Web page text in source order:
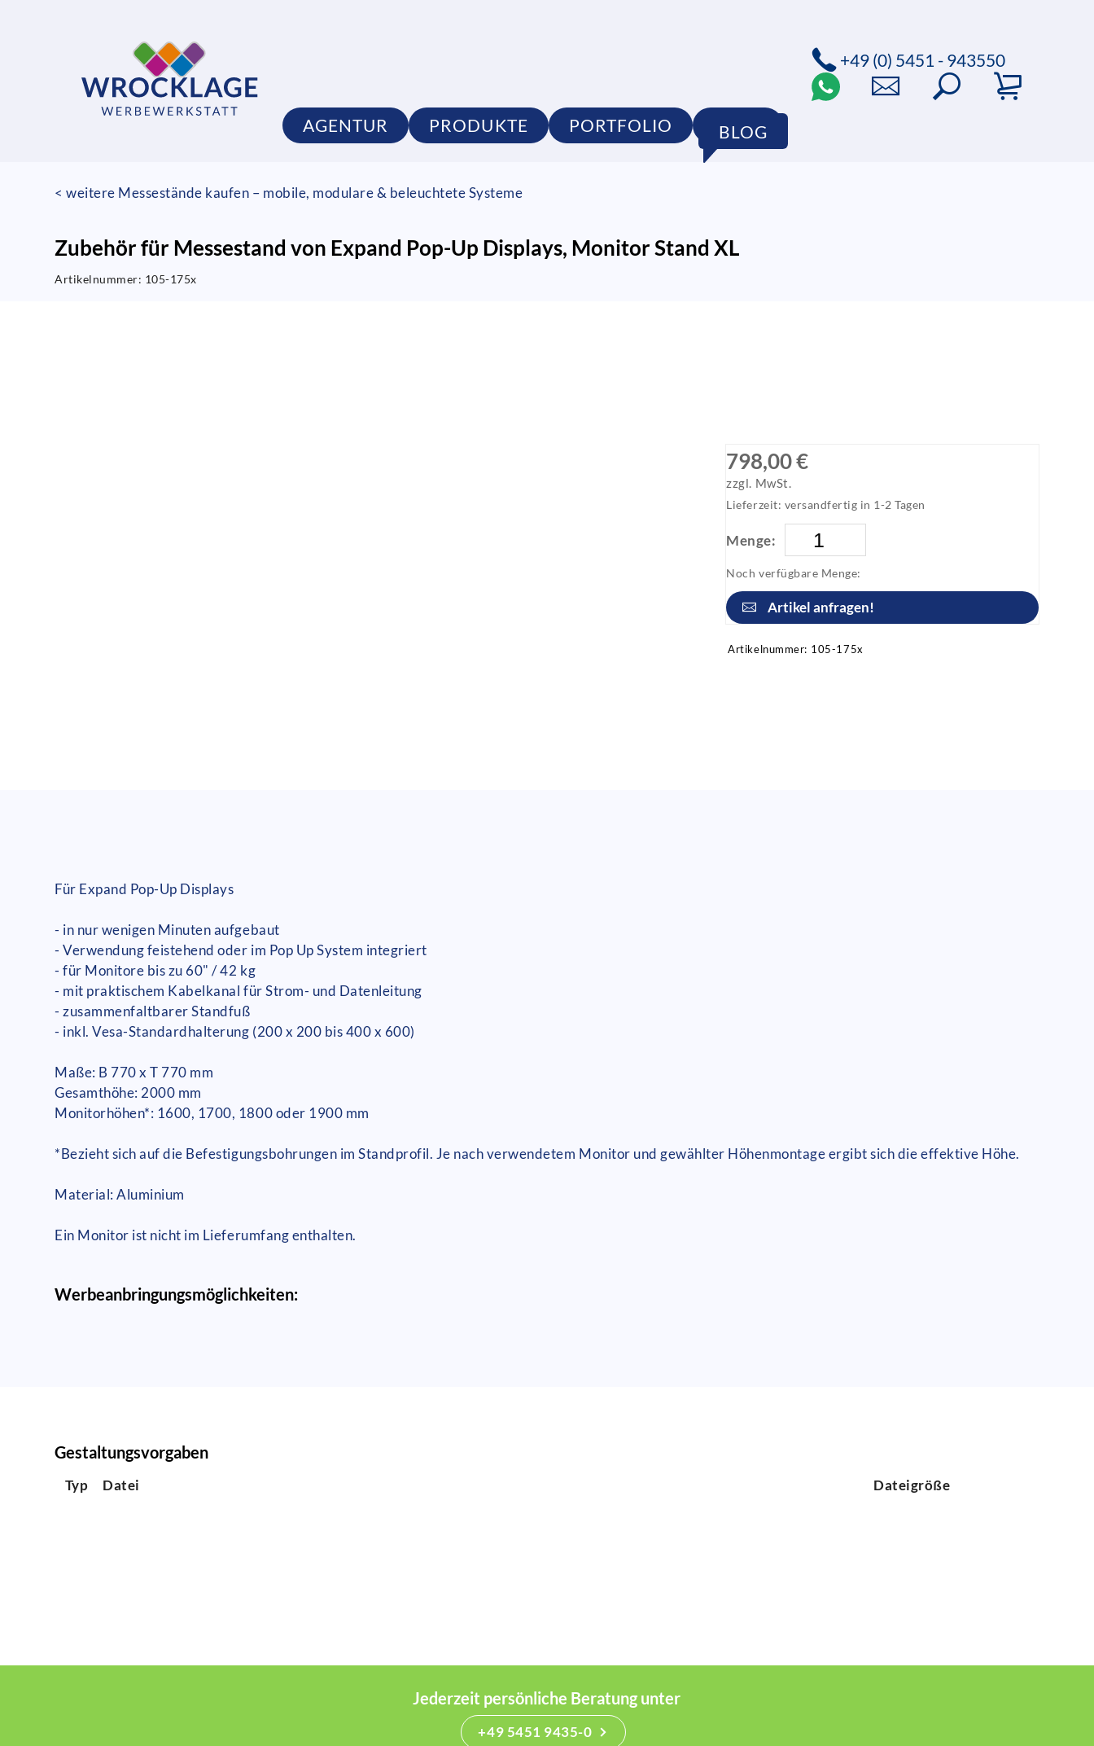
AGENTUR PRODUKTE PORTFOLIO SHOP
BLOG
+49 (0) 5451 - 943550
< weitere Messestände kaufen – mobile, modulare & beleuchtete Systeme
Zubehör für Messestand von Expand Pop-Up Displays, Monitor Stand XL
Artikelnummer: 105-175x
798,00 €
zzgl. MwSt.
Lieferzeit: versandfertig in 1-2 Tagen
Menge:
Noch verfügbare Menge:
Artikel anfragen!
Artikelnummer: 105-175x
Für Expand Pop-Up Displays
- in nur wenigen Minuten aufgebaut
- Verwendung feistehend oder im Pop Up System integriert
- für Monitore bis zu 60" / 42 kg
- mit praktischem Kabelkanal für Strom- und Datenleitung
- zusammenfaltbarer Standfuß
- inkl. Vesa-Standardhalterung (200 x 200 bis 400 x 600)
Maße: B 770 x T 770 mm
Gesamthöhe: 2000 mm
Monitorhöhen*: 1600, 1700, 1800 oder 1900 mm
*Bezieht sich auf die Befestigungsbohrungen im Standprofil. Je nach verwendetem Monitor und gewählter Höhenmontage ergibt sich die effektive Höhe.
Material: Aluminium
Ein Monitor ist nicht im Lieferumfang enthalten.
Werbeanbringungsmöglichkeiten:
Gestaltungsvorgaben
Typ Datei Dateigröße
Jederzeit persönliche Beratung unter
+49 5451 9435-0